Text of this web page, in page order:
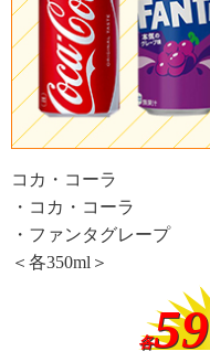
コカ・コーラ
・コカ・コーラ
・ファンタグレープ
＜各350ml＞
各59